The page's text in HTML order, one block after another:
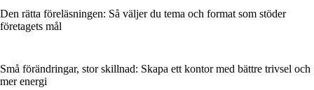
Den rätta föreläsningen: Så väljer du tema och format som stöder
företagets mål
Små förändringar, stor skillnad: Skapa ett kontor med bättre trivsel och
mer energi